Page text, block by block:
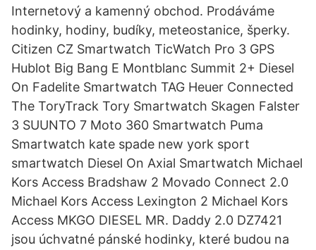
Internetový a kamenný obchod. Prodáváme
hodinky, hodiny, budíky, meteostanice, šperky.
Citizen CZ Smartwatch TicWatch Pro 3 GPS
Hublot Big Bang E Montblanc Summit 2+ Diesel
On Fadelite Smartwatch TAG Heuer Connected
The ToryTrack Tory Smartwatch Skagen Falster
3 SUUNTO 7 Moto 360 Smartwatch Puma
Smartwatch kate spade new york sport
smartwatch Diesel On Axial Smartwatch Michael
Kors Access Bradshaw 2 Movado Connect 2.0
Michael Kors Access Lexington 2 Michael Kors
Access MKGO DIESEL MR. Daddy 2.0 DZ7421
jsou úchvatné pánské hodinky, které budou na